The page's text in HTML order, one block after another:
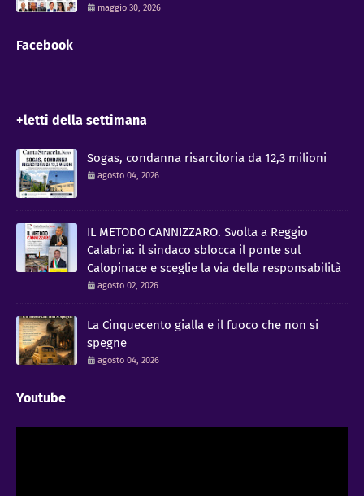
maggio 30, 2026
Facebook
+letti della settimana
Sogas, condanna risarcitoria da 12,3 milioni
agosto 04, 2026
IL METODO CANNIZZARO​. Svolta a Reggio
Calabria: il sindaco sblocca il ponte sul
Calopinace e sceglie la via della responsabilità
agosto 02, 2026
La Cinquecento gialla e il fuoco che non si
spegne
agosto 04, 2026
Youtube